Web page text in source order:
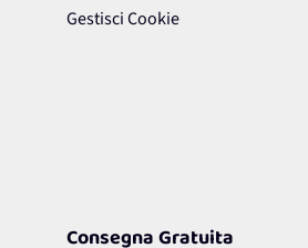
Gestisci Cookie